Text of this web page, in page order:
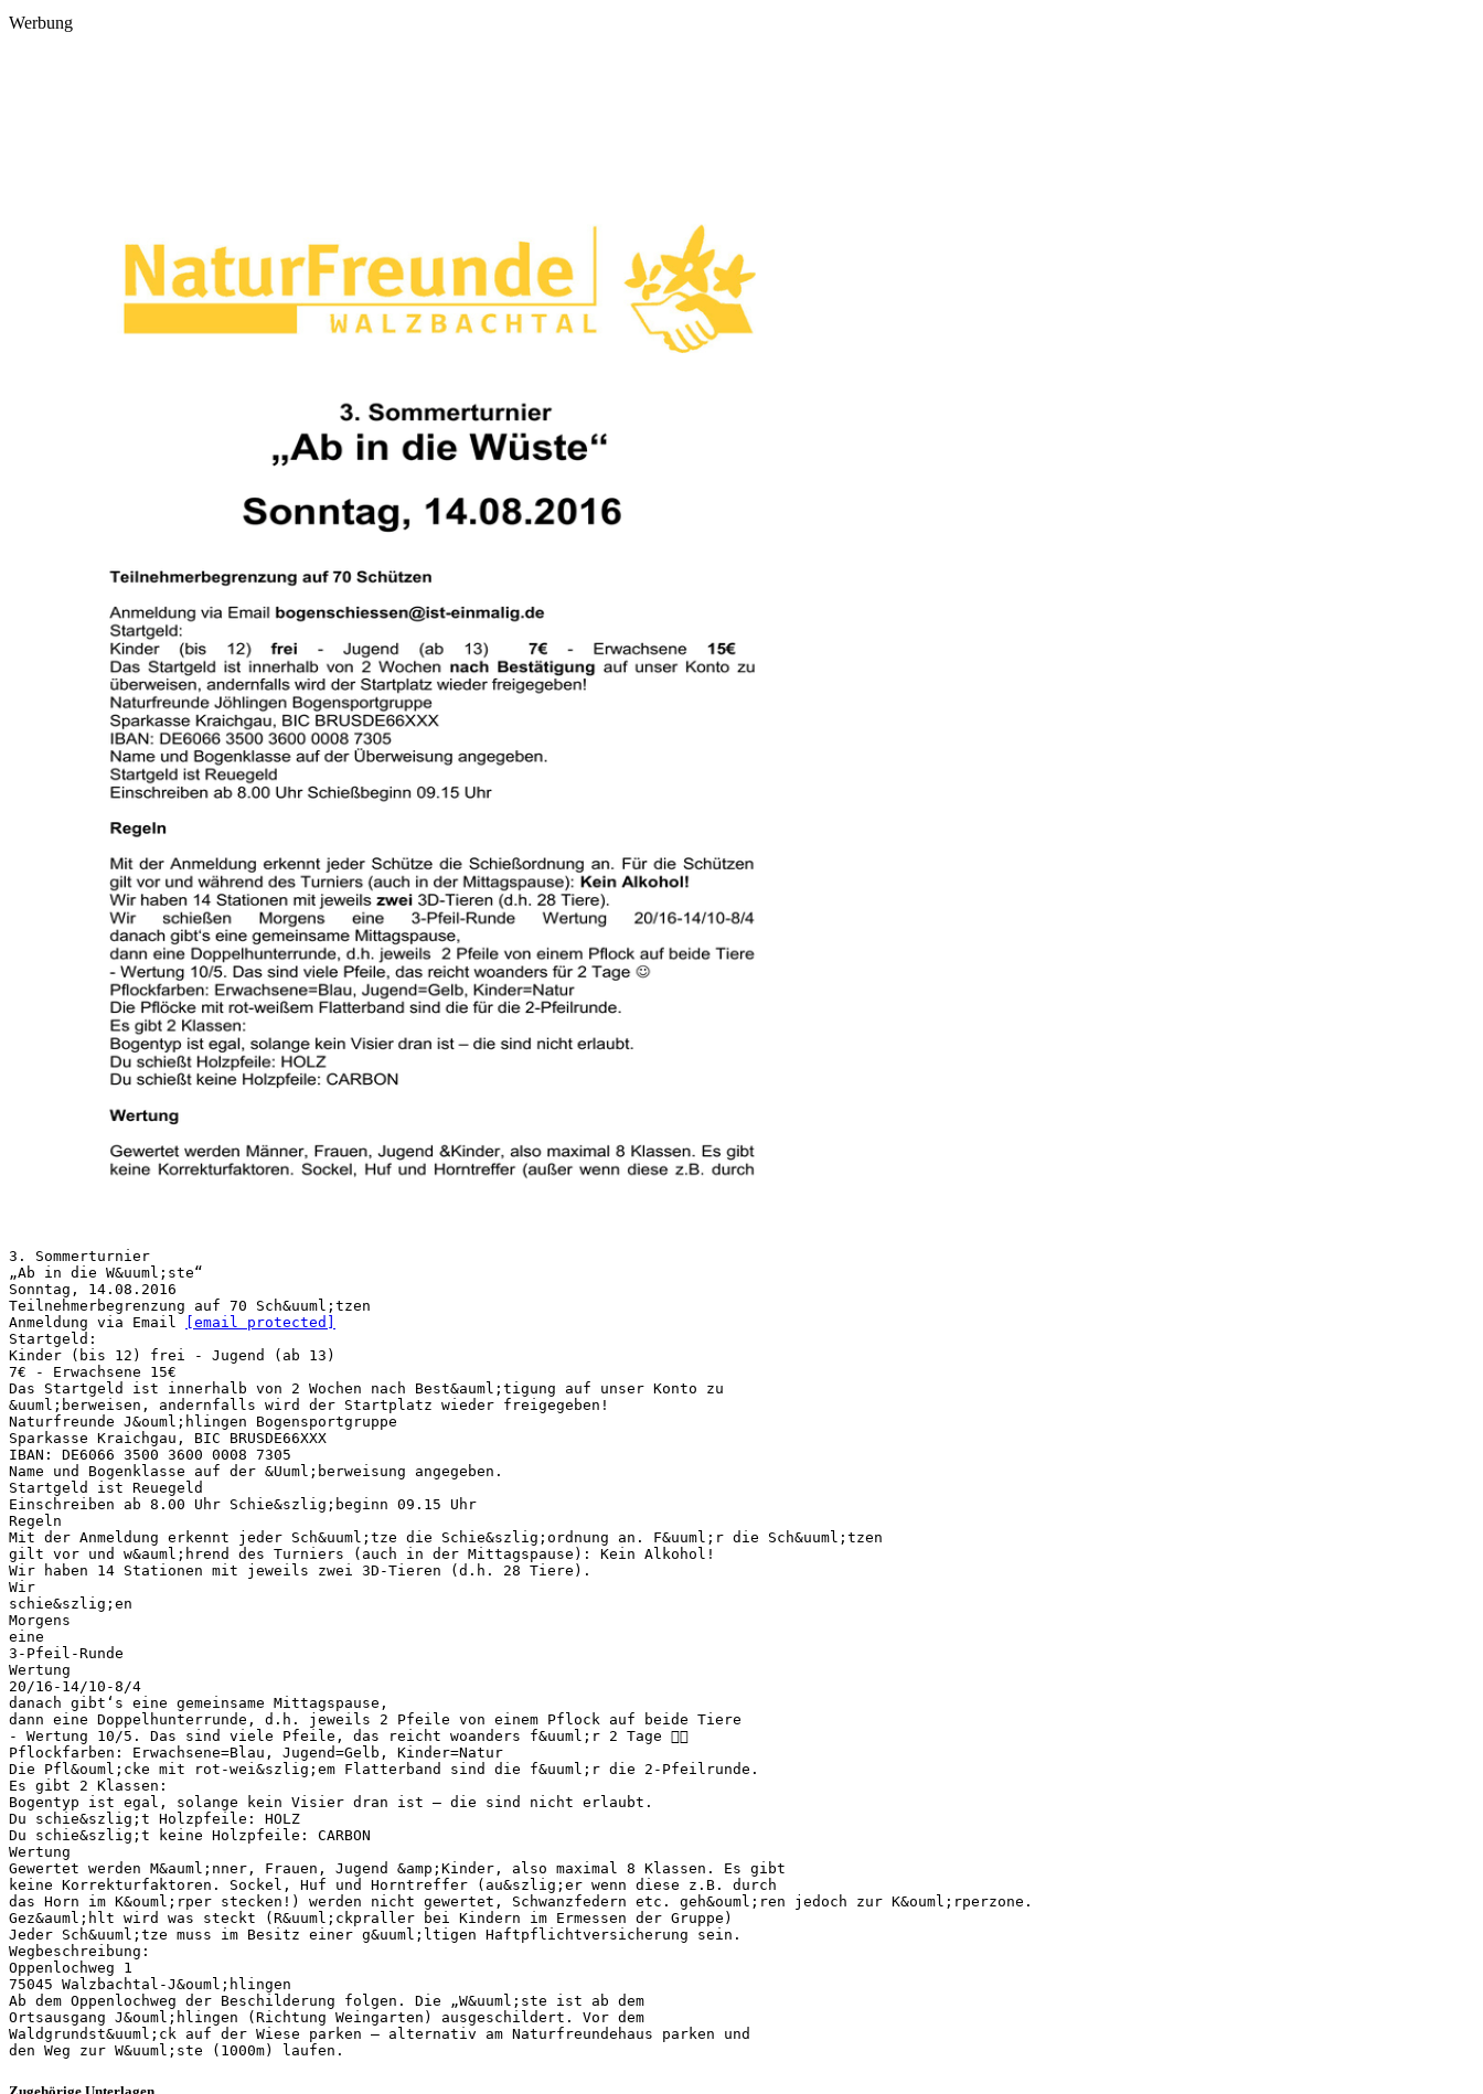
Werbung
3. Sommerturnier
„Ab in die W&uuml;ste“
Sonntag, 14.08.2016
Teilnehmerbegrenzung auf 70 Sch&uuml;tzen
Anmeldung via Email
[email protected]
Startgeld:
Kinder (bis 12) frei - Jugend (ab 13)
7€ - Erwachsene 15€
Das Startgeld ist innerhalb von 2 Wochen nach Best&auml;tigung auf unser Konto zu
&uuml;berweisen, andernfalls wird der Startplatz wieder freigegeben!
Naturfreunde J&ouml;hlingen Bogensportgruppe
Sparkasse Kraichgau, BIC BRUSDE66XXX
IBAN: DE6066 3500 3600 0008 7305
Name und Bogenklasse auf der &Uuml;berweisung angegeben.
Startgeld ist Reuegeld
Einschreiben ab 8.00 Uhr Schie&szlig;beginn 09.15 Uhr
Regeln
Mit der Anmeldung erkennt jeder Sch&uuml;tze die Schie&szlig;ordnung an. F&uuml;r die Sch&uuml;tzen
gilt vor und w&auml;hrend des Turniers (auch in der Mittagspause): Kein Alkohol!
Wir haben 14 Stationen mit jeweils zwei 3D-Tieren (d.h. 28 Tiere).
Wir
schie&szlig;en
Morgens
eine
3-Pfeil-Runde
Wertung
20/16-14/10-8/4
danach gibt‘s eine gemeinsame Mittagspause,
dann eine Doppelhunterrunde, d.h. jeweils 2 Pfeile von einem Pflock auf beide Tiere
- Wertung 10/5. Das sind viele Pfeile, das reicht woanders f&uuml;r 2 Tage 
Pflockfarben: Erwachsene=Blau, Jugend=Gelb, Kinder=Natur
Die Pfl&ouml;cke mit rot-wei&szlig;em Flatterband sind die f&uuml;r die 2-Pfeilrunde.
Es gibt 2 Klassen:
Bogentyp ist egal, solange kein Visier dran ist – die sind nicht erlaubt.
Du schie&szlig;t Holzpfeile: HOLZ
Du schie&szlig;t keine Holzpfeile: CARBON
Wertung
Gewertet werden M&auml;nner, Frauen, Jugend &amp;Kinder, also maximal 8 Klassen. Es gibt
keine Korrekturfaktoren. Sockel, Huf und Horntreffer (au&szlig;er wenn diese z.B. durch
das Horn im K&ouml;rper stecken!) werden nicht gewertet, Schwanzfedern etc. geh&ouml;ren jedoch zur K&ouml;rperzone.
Gez&auml;hlt wird was steckt (R&uuml;ckpraller bei Kindern im Ermessen der Gruppe)
Jeder Sch&uuml;tze muss im Besitz einer g&uuml;ltigen Haftpflichtversicherung sein.
Wegbeschreibung:
Oppenlochweg 1
75045 Walzbachtal-J&ouml;hlingen
Ab dem Oppenlochweg der Beschilderung folgen. Die „W&uuml;ste ist ab dem
Ortsausgang J&ouml;hlingen (Richtung Weingarten) ausgeschildert. Vor dem
Waldgrundst&uuml;ck auf der Wiese parken – alternativ am Naturfreundehaus parken und